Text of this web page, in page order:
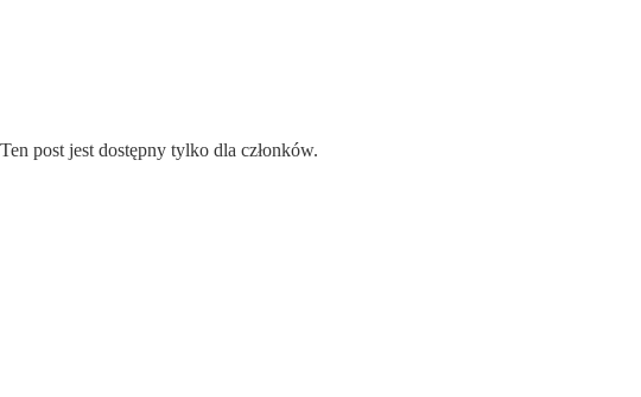
Ten post jest dostępny tylko dla członków.